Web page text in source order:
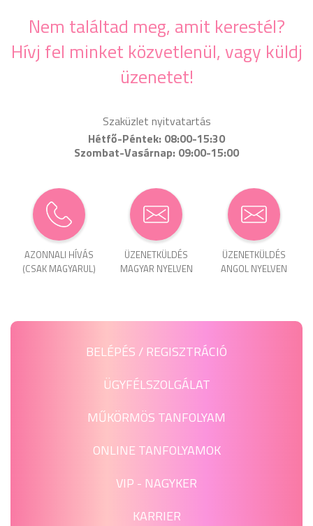
Nem találtad meg, amit kerestél?
Hívj fel minket közvetlenül, vagy küldj
üzenetet!
Szaküzlet nyitvatartás
Hétfő-Péntek: 08:00-15:30
Szombat-Vasárnap: 09:00-15:00
AZONNALI HÍVÁS
(CSAK MAGYARUL)
ÜZENET­KÜLDÉS
MAGYAR NYELVEN
ÜZENET­KÜLDÉS
ANGOL NYELVEN
BELÉPÉS / REGISZTRÁCIÓ
ÜGYFÉLSZOLGÁLAT
MŰKÖRMÖS TANFOLYAM
ONLINE TANFOLYAMOK
VIP - NAGYKER
KARRIER